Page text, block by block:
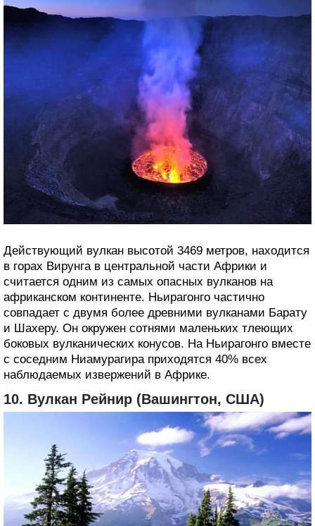
Действующий вулкан высотой 3469 метров, находится
в горах Вирунга в центральной части Африки и
считается одним из самых опасных вулканов на
африканском континенте. Ньирагонго частично
совпадает с двумя более древними вулканами Барату
и Шахеру. Он окружен сотнями маленьких тлеющих
боковых вулканических конусов. На Ньирагонго вместе
с соседним Ниамурагира приходятся 40% всех
наблюдаемых извержений в Африке.
10. Вулкан Рейнир (Вашингтон, США)